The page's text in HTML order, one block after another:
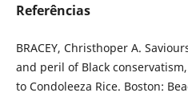
Referências
BRACEY, Christhoper A.
and peril of Black
to Condoleeza Rice. Boston: